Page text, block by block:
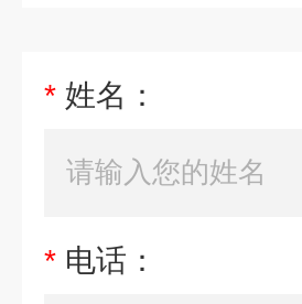
* 姓名：
* 电话：